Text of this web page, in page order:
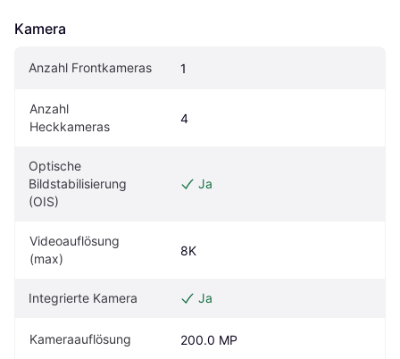
Kamera
Anzahl Frontkameras 1
Anzahl
Heckkameras
4
Optische
Bildstabilisierung
(OIS)
Ja
Videoauflösung
(max)
8K
Integrierte Kamera Ja
Kameraauflösung 200.0 MP